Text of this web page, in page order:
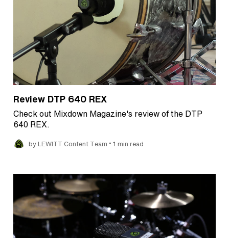
Review DTP 640 REX
Check out Mixdown Magazine's review of the DTP
640 REX.
by LEWITT Content Team • 1 min read